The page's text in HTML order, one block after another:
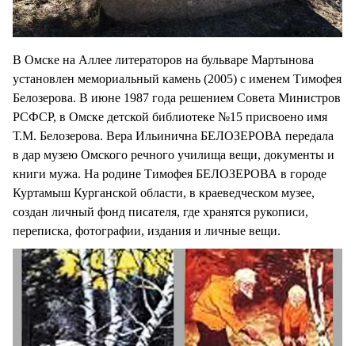
В Омске на Аллее литераторов на бульваре Мартынова
установлен мемориальный камень (2005) с именем Тимофея
Белозерова. В июне 1987 года решением Совета Министров
РСФСР, в Омске детской библиотеке №15 присвоено имя
Т.М. Белозерова. Вера Ильинична БЕЛОЗЕРОВА передала
в дар музею Омского речного училища вещи, документы и
книги мужа. На родине Тимофея БЕЛОЗЕРОВА в городе
Куртамыш Курганской области, в краеведческом музее,
создан личный фонд писателя, где хранятся рукописи,
переписка, фотографии, издания и личные вещи.